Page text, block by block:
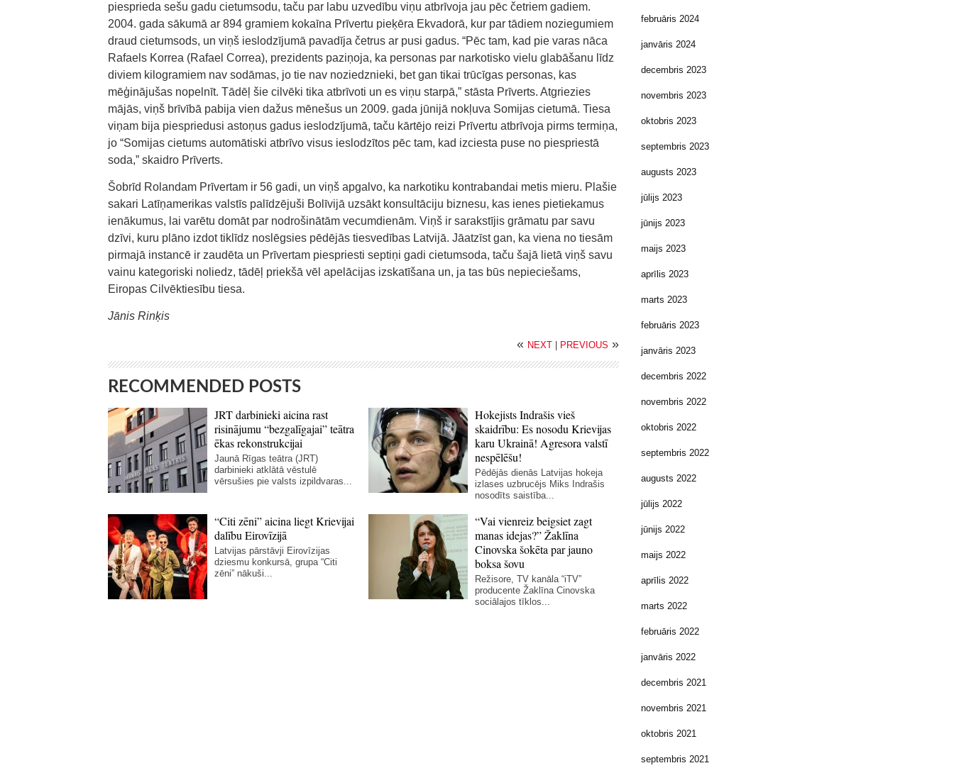
piesprieda sešu gadu cietumsodu, taču par labu uzvedību viņu atbrīvoja jau pēc četriem gadiem.
2004. gada sākumā ar 894 gramiem kokaīna Prīvertu pieķēra Ekvadorā, kur par tādiem noziegumiem
draud cietumsods, un viņš ieslodzījumā pavadīja četrus ar pusi gadus. “Pēc tam, kad pie varas nāca
Rafaels Korrea (Rafael Correa), prezidents paziņoja, ka personas par narkotisko vielu glabāšanu līdz
diviem kilogramiem nav sodāmas, jo tie nav noziedznieki, bet gan tikai trūcīgas personas, kas
mēģinājušas nopelnīt. Tādēļ šie cilvēki tika atbrīvoti un es viņu starpā,” stāsta Prīverts. Atgriezies
mājās, viņš brīvībā pabija vien dažus mēnešus un 2009. gada jūnijā nokļuva Somijas cietumā. Tiesa
viņam bija piespriedusi astoņus gadus ieslodzījumā, taču kārtējo reizi Prīvertu atbrīvoja pirms termiņa,
jo “Somijas cietums automātiski atbrīvo visus ieslodzītos pēc tam, kad izciesta puse no piespriestā
soda,” skaidro Prīverts.
Šobrīd Rolandam Prīvertam ir 56 gadi, un viņš apgalvo, ka narkotiku kontrabandai metis mieru. Plašie
sakari Latīņamerikas valstīs palīdzējuši Bolīvijā uzsākt konsultāciju biznesu, kas ienes pietiekamus
ienākumus, lai varētu domāt par nodrošinātām vecumdienām. Viņš ir sarakstījis grāmatu par savu
dzīvi, kuru plāno izdot tiklīdz noslēgsies pēdējās tiesvedības Latvijā. Jāatzīst gan, ka viena no tiesām
pirmajā instancē ir zaudēta un Prīvertam piespriesti septiņi gadi cietumsoda, taču šajā lietā viņš savu
vainu kategoriski noliedz, tādēļ priekšā vēl apelācijas izskatīšana un, ja tas būs nepieciešams,
Eiropas Cilvēktiesību tiesa.
Jānis Rinķis
« NEXT PREVIOUS »
RECOMMENDED POSTS
JRT darbinieki aicina rast
risinājumu “bezgalīgajai” teātra
ēkas rekonstrukcijai
Jaunā Rīgas teātra (JRT)
darbinieki atklātā vēstulē
vērsušies pie valsts izpildvaras...
Hokejists Indrašis vieš
skaidrību: Es nosodu Krievijas
karu Ukrainā! Agresora valstī
nespēlēšu!
Pēdējās dienās Latvijas hokeja
izlases uzbrucējs Miks Indrašis
nosodīts saistība...
“Citi zēni” aicina liegt Krievijai
dalību Eirovīzijā
Latvijas pārstāvji Eirovīzijas
dziesmu konkursā, grupa “Citi
zēni” nākuši...
“Vai vienreiz beigsiet zagt
manas idejas?” Žaklīna
Cinovska šokēta par jauno
boksa šovu
Režisore, TV kanāla “iTV”
producente Žaklīna Cinovska
sociālajos tīklos...
februāris 2024
janvāris 2024
decembris 2023
novembris 2023
oktobris 2023
septembris 2023
augusts 2023
jūlijs 2023
jūnijs 2023
maijs 2023
aprīlis 2023
marts 2023
februāris 2023
janvāris 2023
decembris 2022
novembris 2022
oktobris 2022
septembris 2022
augusts 2022
jūlijs 2022
jūnijs 2022
maijs 2022
aprīlis 2022
marts 2022
februāris 2022
janvāris 2022
decembris 2021
novembris 2021
oktobris 2021
septembris 2021